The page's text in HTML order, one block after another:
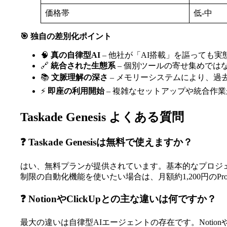
価格帯 低-中
🎯 独自の差別化ポイント
🧠 真の自律型AI – 他社が「AI搭載」を謳っても実
🔗 統合された生態系– 個別ツールの寄せ集めでは
📚 文脈理解の深さ – メモリーシステムにより、過
⚡ 即座の利用開始– 複雑なセットアップや統合作
Taskade Genesis よくある質問
❓ Taskade Genesisは無料で使えますか？
はい、無料プランが提供されています。基本的なプロ
制限の自動化機能を使いたい場合は、月額約1,200円の
❓ NotionやClickUpとの主な違いは何ですか？
最大の違いは自律型AIエージェントの存在です。Notion